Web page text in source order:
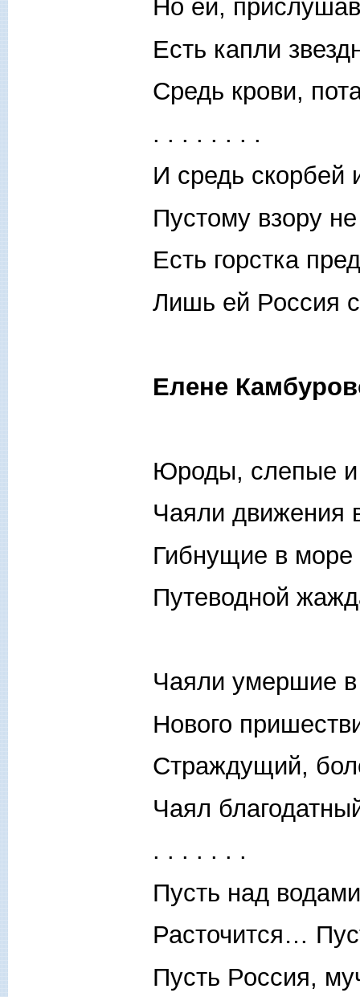
Но ей,
Есть капли
Средь крови,
. . . . . . . .
И средь скорбей
Пустому взору
Есть горстка
Лишь ей Россия
Елене
Юроды, слепые и
Чаяли движения
Гибнущие в море
Путеводной
Чаяли умершие в
Нового
Страждущий,
Чаял
. . . . . . .
Пусть над
Расточится…
Пусть Россия,